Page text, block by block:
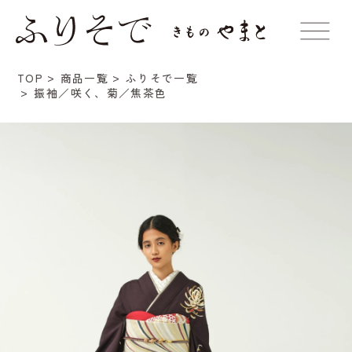
TOP 商品一覧
ふりそで一覧
振袖／咲く、菊／焦茶色